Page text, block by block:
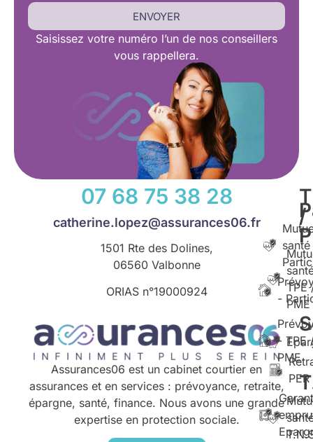
ENVOYER
Saisissez votre numéro l’un de nos conseillers
vous rappellera.
07 68 75 38 28
catherine.lopez@assurances06.fr
1501 Rte des Dolines,
06560 Valbonne
ORIAS n°19000924
Assurances06 est un cabinet courtier en
assurances et en services : prévoyance, retraite,
épargne, santé, finance. Nous avons une grande
expertise en protection sociale.
/
TPE
PME
- TPE
PME
-
PER